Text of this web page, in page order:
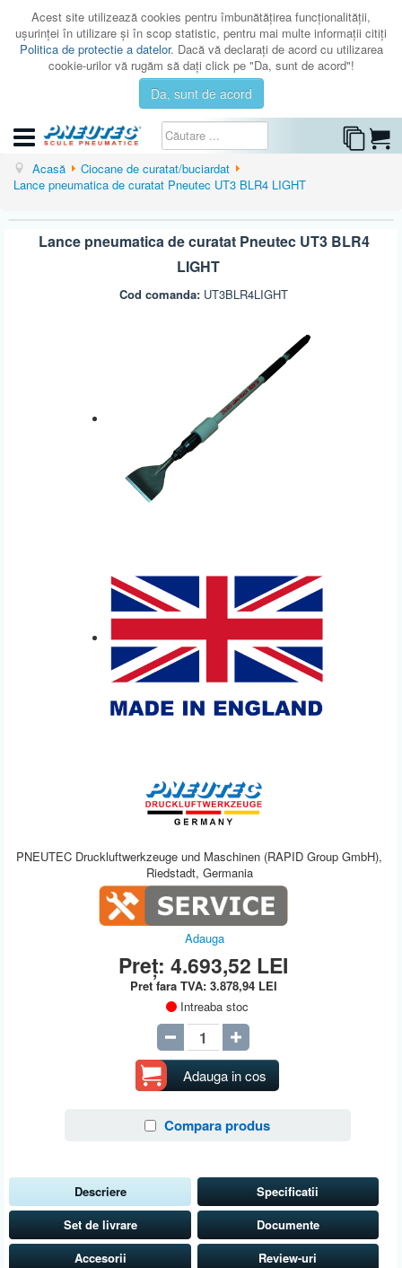
Acest site utilizează cookies pentru îmbunătăţirea funcţionalităţii,
uşurinţei în utilizare şi în scop statistic, pentru mai multe informaţii citiţi
Politica de protectie a datelor. Dacă vă declaraţi de acord cu utilizarea
cookie-urilor vă rugăm să daţi click pe "Da, sunt de acord"!
Da, sunt de acord
CATEGORII
CATALOAGE
Acasă
Ciocane de curatat/buciardat
Lance pneumatica de curatat Pneutec UT3 BLR4 LIGHT
Lance pneumatica de curatat Pneutec UT3 BLR4
LIGHT
Cod comanda: UT3BLR4LIGHT
PNEUTEC Druckluftwerkzeuge und Maschinen (RAPID Group GmbH),
Riedstadt, Germania
Adauga
Preț:4.693,52 LEI
Pret fara TVA: 3.878,94 LEI
Intreaba stoc
Adauga in cos
Compara produs
Descriere
Specificatii
Set de livrare
Documente
Accesorii
Review-uri